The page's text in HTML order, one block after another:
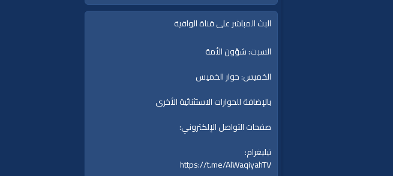
البث المباشر على قناة الواقية
السبت: شؤون الأمة
الخميس: حوار الخميس
بالإضافة للحوارات الاستثنائية الأخرى
صفحات التواصل الإلكتروني:
تيليغرام:
https://t.me/AlWaqiyahTV